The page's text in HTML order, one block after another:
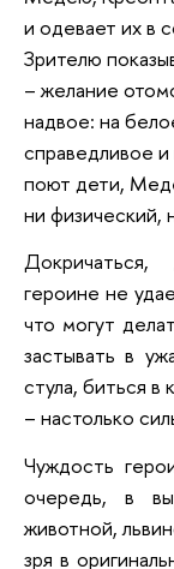
и одевает их в
Зрителю
– желание
надвое: на
справедливое и
поют дети,
ни физический,
героине не
что могут
застывать в
стула, биться в
– настолько
Чуждость
очередь, в
животной,
зря в